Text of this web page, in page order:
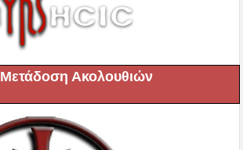
Μετάδοση Ακολουθιών